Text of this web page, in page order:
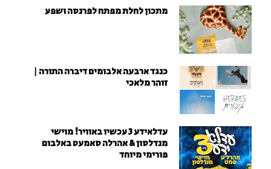
מתכון לחלת מפתח לפרנסה ושפע
כנגד ארבעה אלבומים דיברה התורה |
זוהר מלאכי
עדלאידע 3 עכשיו באוויר! מוישי
מנדלסון & אהרלה סאמעט באלבום
פורימי מיוחד